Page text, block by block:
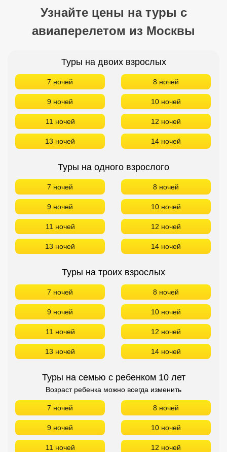
Узнайте цены на туры с
авиаперелетом из Москвы
Туры на двоих взрослых
7 ночей 8 ночей
9 ночей 10 ночей
11 ночей 12 ночей
13 ночей 14 ночей
Туры на одного взрослого
7 ночей 8 ночей
9 ночей 10 ночей
11 ночей 12 ночей
13 ночей 14 ночей
Туры на троих взрослых
7 ночей 8 ночей
9 ночей 10 ночей
11 ночей 12 ночей
13 ночей 14 ночей
Туры на семью с ребенком 10 лет
Возраст ребенка можно всегда изменить
7 ночей 8 ночей
9 ночей 10 ночей
11 ночей 12 ночей